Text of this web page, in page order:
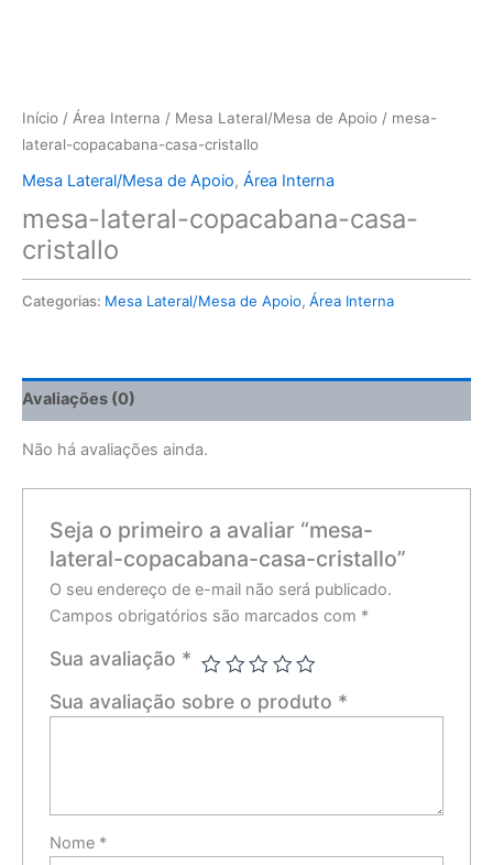
Início / Área Interna / Mesa Lateral/Mesa de Apoio / mesa-
lateral-copacabana-casa-cristallo
Mesa Lateral/Mesa de Apoio, Área Interna
mesa-lateral-copacabana-casa-
cristallo
Categorias: Mesa Lateral/Mesa de Apoio, Área Interna
Avaliações (0)
Não há avaliações ainda.
Seja o primeiro a avaliar “mesa-
lateral-copacabana-casa-cristallo”
O seu endereço de e-mail não será publicado.
Campos obrigatórios são marcados com *
Sua avaliação *
Sua avaliação sobre o produto *
Nome *